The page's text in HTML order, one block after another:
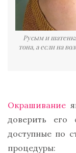
Русым и
тона, а если на
Окрашивание
доверить
доступные по
процедуры: